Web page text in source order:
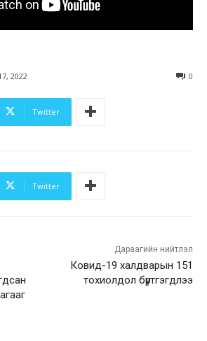
2022 0
Twitter
Twitter
Дараагийн нийтлэл
Ковид-19 халдварын 151
тохиолдол бүртгэгдлээ